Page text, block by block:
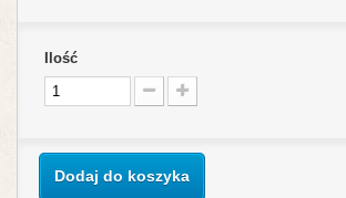
Ilość
Dodaj do koszyka